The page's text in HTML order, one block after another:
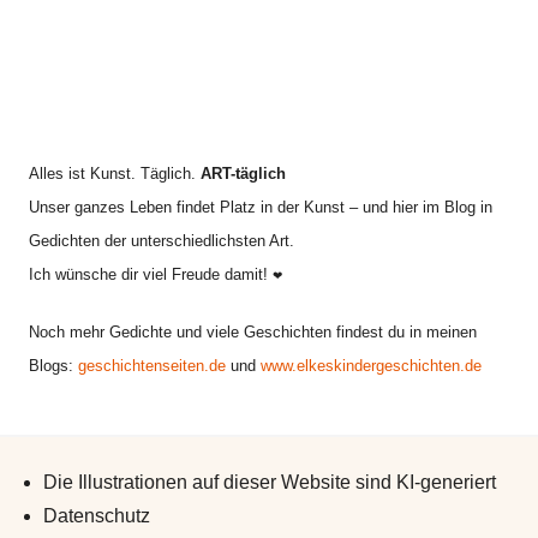
Alles ist Kunst. Täglich. ART-täglich
Unser ganzes Leben findet Platz in der Kunst – und hier im Blog in
Gedichten der unterschiedlichsten Art.
Ich wünsche dir viel Freude damit! ❤
Noch mehr Gedichte und viele Geschichten findest du in meinen
Blogs: geschichtenseiten.de und www.elkeskindergeschichten.de
Die Illustrationen auf dieser Website sind KI-generiert
Datenschutz